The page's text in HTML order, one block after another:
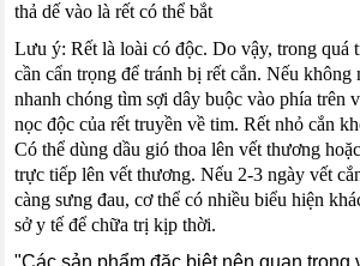
thả dế vào là rết có thể bắt
Lưu ý: Rết là loài có độc. Do vậy, trong quá
cần cẩn trọng để tránh bị rết cắn. Nếu không
nhanh chóng tìm sợi dây buộc vào phía trên
nọc độc của rết truyền về tim. Rết nhỏ cắn
Có thể dùng dầu gió thoa lên vết thương
trực tiếp lên vết thương. Nếu 2-3 ngày vết
càng sưng đau, cơ thể có nhiều biểu hiện
sở y tế để chữa trị kịp thời.